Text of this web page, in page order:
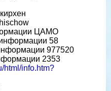
ЦАМО
58
977520
2353
html/info.htm?